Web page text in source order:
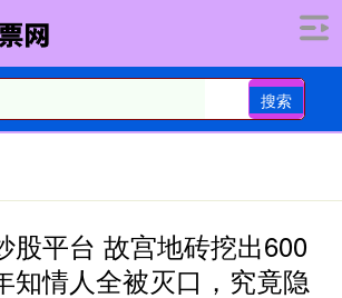
搜索
股平台 故宫地砖挖出600
知情人全被灭口，究竟隐